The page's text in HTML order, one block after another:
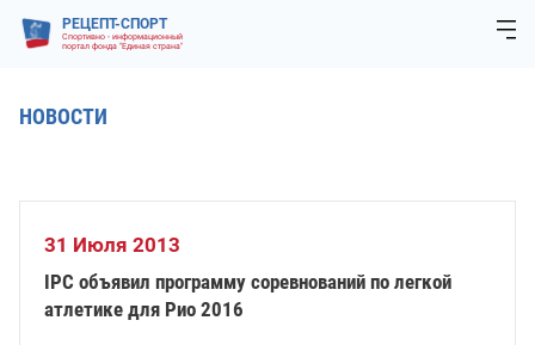
РЕЦЕПТ-СПОРТ
Спортивно - информационный
портал фонда "Единая страна"
НОВОСТИ
31 Июля 2013
IPC объявил программу соревнований по легкой
атлетике для Рио 2016